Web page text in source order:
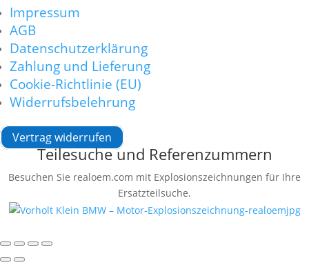
Impressum
AGB
Datenschutzerklärung
Zahlung und Lieferung
Cookie-Richtlinie (EU)
Widerrufsbelehrung
Vertrag widerrufen
Teilesuche und Referenzummern
Besuchen Sie realoem.com mit Explosionszeichnungen für Ihre
Ersatzteilsuche.